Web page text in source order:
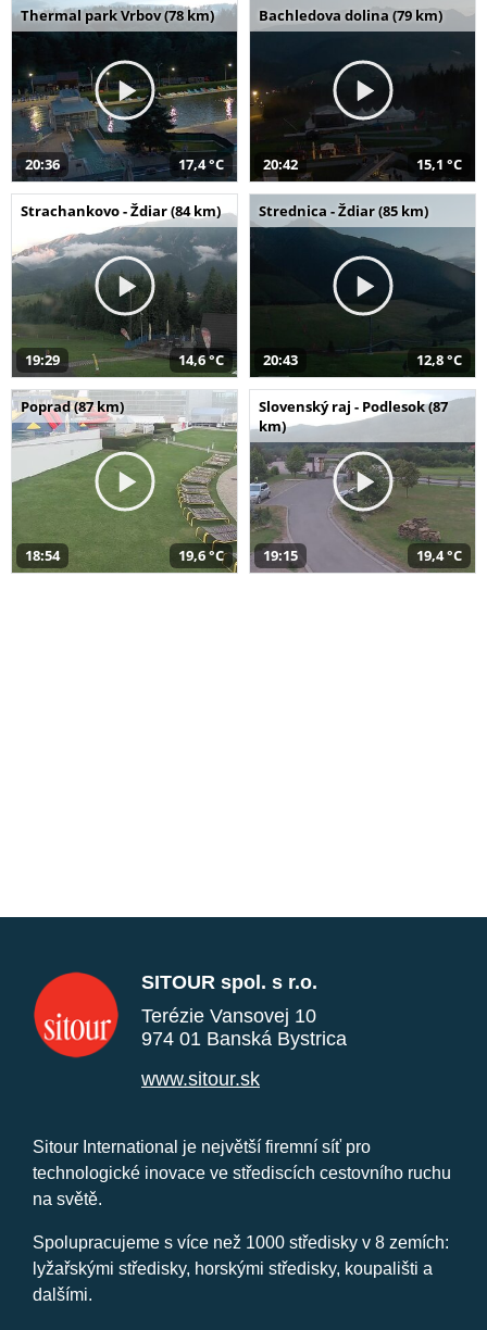
Thermal park Vrbov (78 km)
20:36 17,4 °C
Bachledova dolina (79 km)
20:42 15,1 °C
Strachankovo - Ždiar (84 km)
19:29 14,6 °C
Strednica - Ždiar (85 km)
20:43 12,8 °C
Poprad (87 km)
18:54 19,6 °C
Slovenský raj - Podlesok (87
km)
19:15 19,4 °C
SITOUR spol. s r.o.
Terézie Vansovej 10
974 01 Banská Bystrica
www.sitour.sk
Sitour International je největší firemní síť pro
technologické inovace ve střediscích cestovního ruchu
na světě.
Spolupracujeme s více než 1000 středisky v 8 zemích:
lyžařskými středisky, horskými středisky, koupališti a
dalšími.